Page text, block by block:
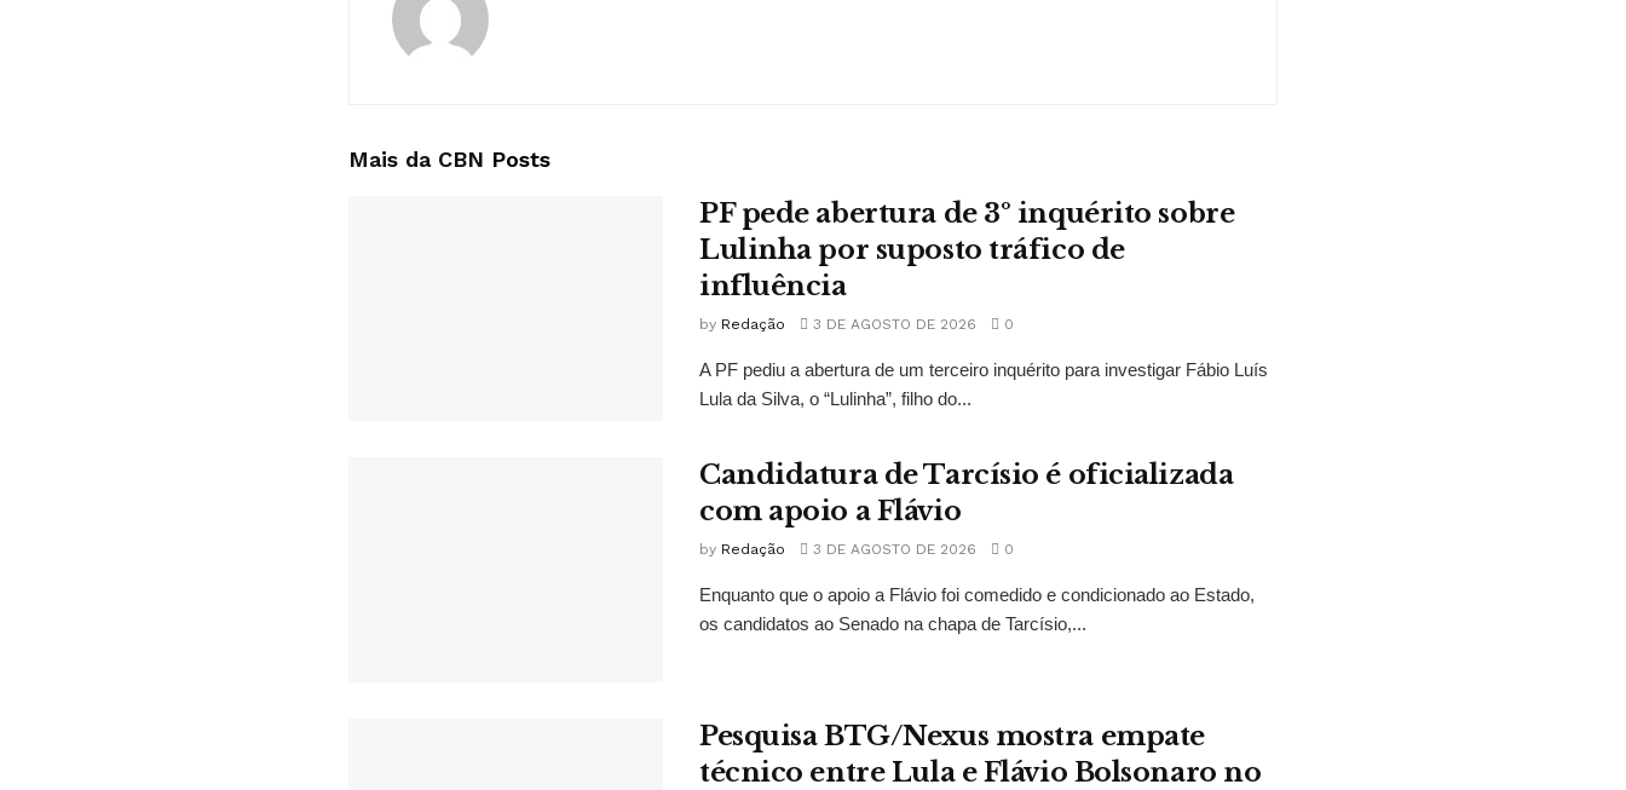
Mais da CBN Posts
PF pede abertura de 3º inquérito sobre
Lulinha por suposto tráfico de
influência
by Redação 3 DE AGOSTO DE 2026 0
A PF pediu a abertura de um terceiro inquérito para investigar Fábio Luís
Lula da Silva, o “Lulinha”, filho do...
Candidatura de Tarcísio é oficializada
com apoio a Flávio
by Redação 3 DE AGOSTO DE 2026 0
Enquanto que o apoio a Flávio foi comedido e condicionado ao Estado,
os candidatos ao Senado na chapa de Tarcísio,...
Pesquisa BTG/Nexus mostra empate
técnico entre Lula e Flávio Bolsonaro no